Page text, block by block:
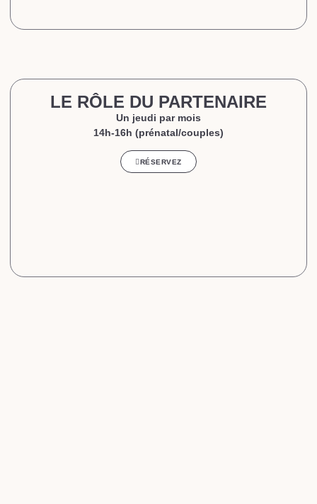
LE RÔLE DU PARTENAIRE
Un jeudi par mois
14h-16h (prénatal/couples)
RÉSERVEZ